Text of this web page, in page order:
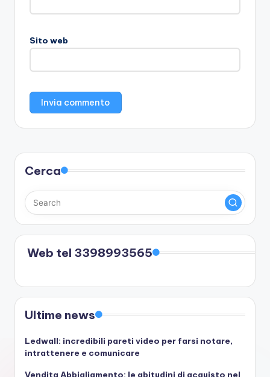
Sito web
Cerca
Web tel 3398993565
Ultime news
Ledwall: incredibili pareti video per farsi notare,
intrattenere e comunicare
Vendita Abbigliamento: le abitudini di acquisto nel